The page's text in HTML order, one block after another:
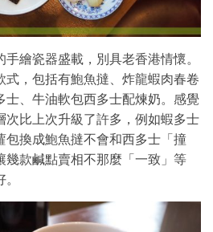
繪瓷器盛載，別具老香港情懷。
，包括有鮑魚撻、炸龍蝦肉春卷
士、牛油軟包西多士配煉奶。感覺
次比上次升級了許多，例如蝦多士
包換成鮑魚撻不會和西多士「撞
幾款鹹點賣相不那麼「一致」等